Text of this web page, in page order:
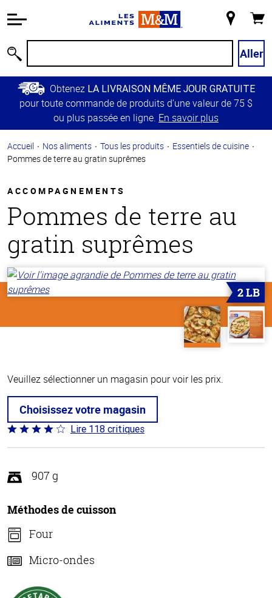
relative à
Passer
contenu
principal
Retour à
principale
magasin
Aller
Obtenez LA LIVRAISON MÊME JOUR GRATUITE
pour toute commande de produits d’une valeur de 75 $
ou plus passée en ligne. En savoir plus
Accueil Nos aliments Tous les produits
Essentiels de cuisine
Pommes de terre au gratin suprêmes
ACCOMPAGNEMENTS
Pommes de terre au
gratin suprêmes
2 LB
Veuillez sélectionner un magasin pour voir les prix.
Choisissez votre magasin
Coté
4.2 sur
Lire 118 critiques
907 g
Méthodes de cuisson
Four
Micro-ondes